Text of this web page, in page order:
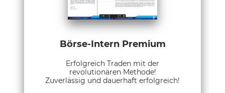
Börse-Intern Premium
Erfolgreich Traden mit der
revolutionären Methode!
Zuverlässig und dauerhaft erfolgreich!